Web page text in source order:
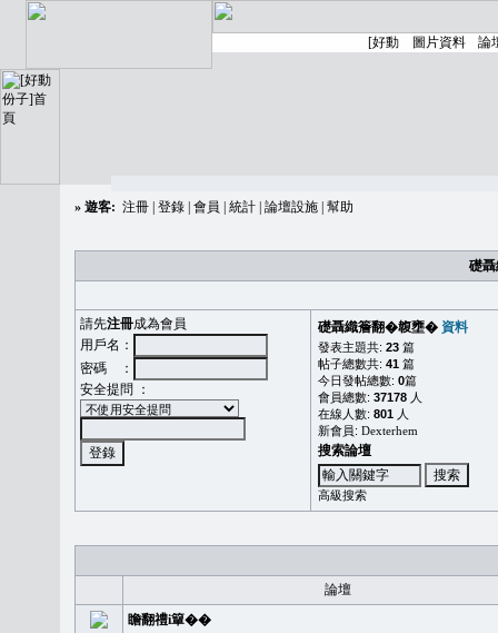
» 遊客: 注冊 登錄 會員 統計 論壇設施 幫助
礎
請先注冊成為會員
用戶名：
密碼 ：
安全提問 ：
礎聶織簷翻�䪖壅� 資料
發表主題共: 23 篇
帖子總數共: 41 篇
今日發帖總數: 0篇
會員總數: 37178 人
在線人數: 801 人
新會員: Dexterhem
搜索論壇
高級搜索
論壇
瞻翻禮i簞��